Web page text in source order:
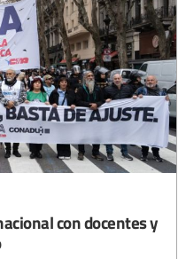
con docentes y